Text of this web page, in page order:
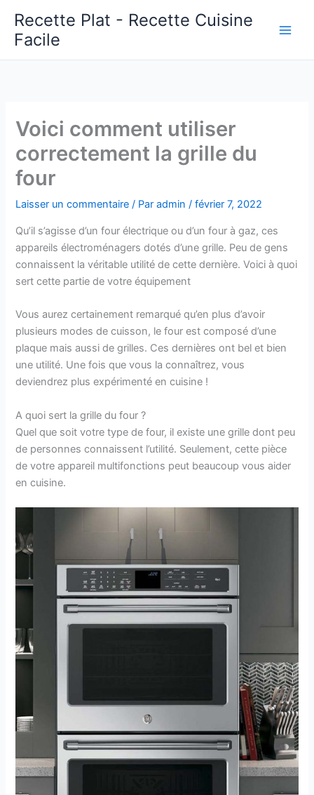
contenu
Recette Plat - Recette Cuisine
Facile
Voici comment utiliser
correctement la grille du
four
Laisser un commentaire / Paradmin/février 7, 2022
Qu’il s’agisse d’un four électrique ou d’un four à gaz, ces
appareils électroménagers dotés d’une grille. Peu de gens
connaissent la véritable utilité de cette dernière. Voici à quoi
sert cette partie de votre équipement
Vous aurez certainement remarqué qu’en plus d’avoir
plusieurs modes de cuisson, le four est composé d’une
plaque mais aussi de grilles. Ces dernières ont bel et bien
une utilité. Une fois que vous la connaîtrez, vous
deviendrez plus expérimenté en cuisine !
A quoi sert la grille du four ?
Quel que soit votre type de four, il existe une grille dont peu
de personnes connaissent l’utilité. Seulement, cette pièce
de votre appareil multifonctions peut beaucoup vous aider
en cuisine.